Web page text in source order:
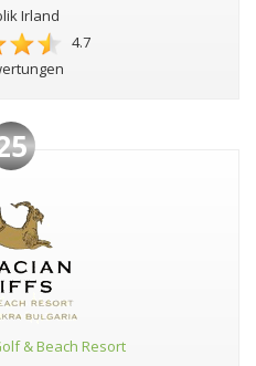
Irland
4.7
& Beach Resort